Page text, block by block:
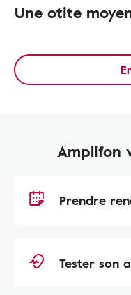
Une otite
Amplifon
Prendre
Tester son